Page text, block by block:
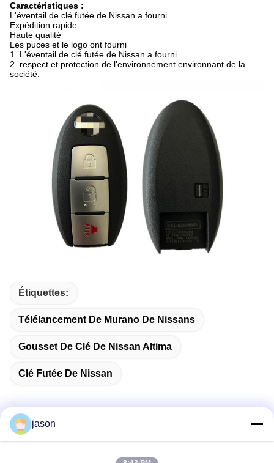
Caractéristiques :
L'éventail de clé futée de Nissan a fourni
Expédition rapide
Haute qualité
Les puces et le logo ont fourni
1. L'éventail de clé futée de Nissan a fourni.
2. respect et protection de l'environnement environnant de la
société.
Étiquettes:
Télélancement De Murano De Nissans
Gousset De Clé De Nissan Altima
Clé Futée De Nissan
jason